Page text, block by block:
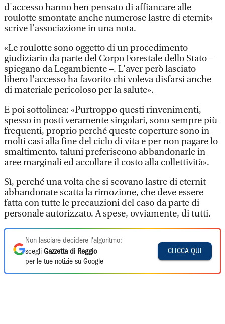
d'accesso hanno ben pensato di affiancare alle
roulotte smontate anche numerose lastre di eternit»
scrive l’associazione in una nota.
«Le roulotte sono oggetto di un procedimento
giudiziario da parte del Corpo Forestale dello Stato –
spiegano da Legambiente –. L'aver però lasciato
libero l'accesso ha favorito chi voleva disfarsi anche
di materiale pericoloso per la salute».
E poi sottolinea: «Purtroppo questi rinvenimenti,
spesso in posti veramente singolari, sono sempre più
frequenti, proprio perché queste coperture sono in
molti casi alla fine del ciclo di vita e per non pagare lo
smaltimento, taluni preferiscono abbandonarle in
aree marginali ed accollare il costo alla collettività».
Sì, perché una volta che si scovano lastre di eternit
abbandonate scatta la rimozione, che deve essere
fatta con tutte le precauzioni del caso da parte di
personale autorizzato. A spese, ovviamente, di tutti.
Non lasciare decidere l'algoritmo:
scegli Gazzetta di Reggio
per le tue notizie su Google
CLICCA QUI